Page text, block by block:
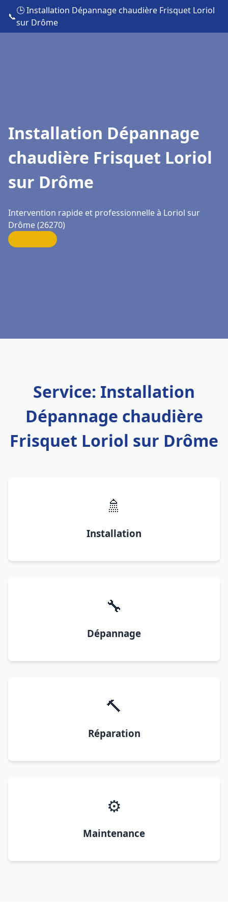
📞
🕒 Installation Dépannage chaudière Frisquet Loriol
sur Drôme
Installation Dépannage
chaudière Frisquet Loriol
sur Drôme
Intervention rapide et professionnelle à Loriol sur
Drôme (26270)
Service: Installation
Dépannage chaudière
Frisquet Loriol sur Drôme
🚿
Installation
🔧
Dépannage
🔨
Réparation
⚙️
Maintenance